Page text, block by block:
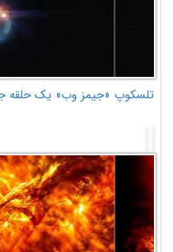
تلسکوپ «جیمز وب» یک حلقه